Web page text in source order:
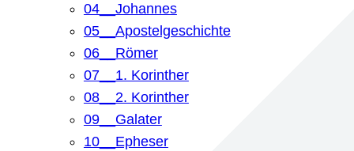
04__Johannes
05__Apostelgeschichte
06__Römer
07__1. Korinther
08__2. Korinther
09__Galater
10__Epheser